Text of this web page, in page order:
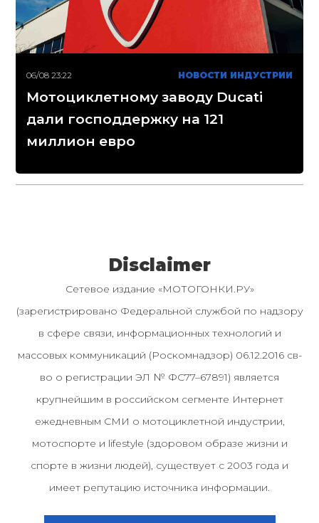
06/08 23:22 НОВОСТИ ИНДУСТРИИ
Мотоциклетному заводу Ducati
дали господдержку на 121
миллион евро
Disclaimer
Сетевое издание «МОТОГОНКИ.РУ»
(зарегистрировано Федеральной службой по надзору
в сфере связи, информационных технологий и
массовых коммуникаций (Роскомнадзор) 06.12.2016 св-
во о регистрации ЭЛ № ФС77–67891) является
крупнейшим в российском сегменте Интернет
ежедневным СМИ о мотоциклетной индустрии,
мотоспорте и lifestyle (здоровом образе жизни и
спорте в жизни людей), существует с 2003 года и
имеет репутацию источника информации.